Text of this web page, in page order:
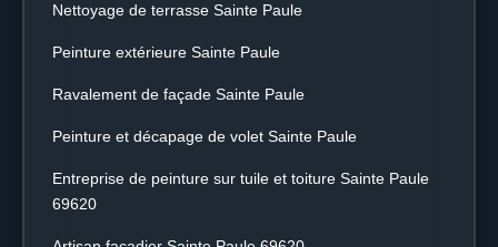
Nettoyage de terrasse Sainte Paule
Peinture extérieure Sainte Paule
Ravalement de façade Sainte Paule
Peinture et décapage de volet Sainte Paule
Entreprise de peinture sur tuile et toiture Sainte Paule
69620